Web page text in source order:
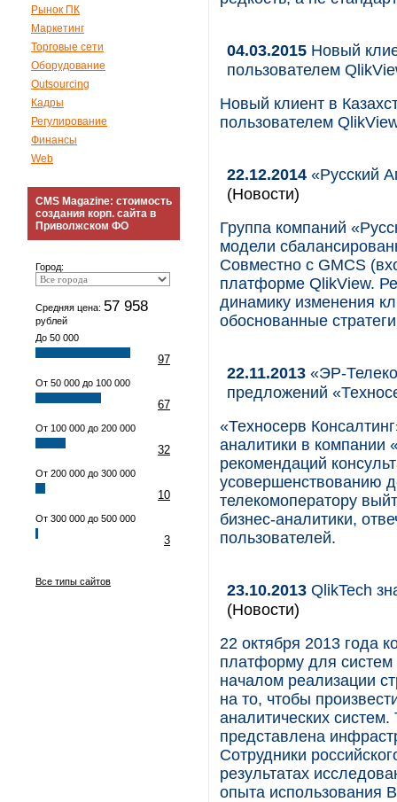
Рынок ПК
Маркетинг
Торговые сети
Оборудование
Outsourcing
Кадры
Регулирование
Финансы
Web
CMS Magazine: стоимость
создания корп. сайта в
Приволжском ФО
Город:
Средняя цена: 57 958
рублей
До 50 000
97
От 50 000 до 100 000
67
От 100 000 до 200 000
32
От 200 000 до 300 000
10
От 300 000 до 500 000
3
Все типы сайтов
04.03.2015 Новый
пользователем
Новый клиент в
пользователем
22.12.2014 «Русский
(Новости)
Группа компаний
модели
Совместно с GMCS
платформе QlikView.
динамику изменения
обоснованные
22.11.2013 «ЭР-
предложений
«Техносерв
аналитики в компании
рекомендаций
усовершенствованию
телекомоператору
бизнес-аналитики,
пользователей.
23.10.2013 QlikTech
(Новости)
22 октября 2013 года
платформу для систем
началом реализации
на то, чтобы
аналитических
представлена
Сотрудники
результатах
опыта использования